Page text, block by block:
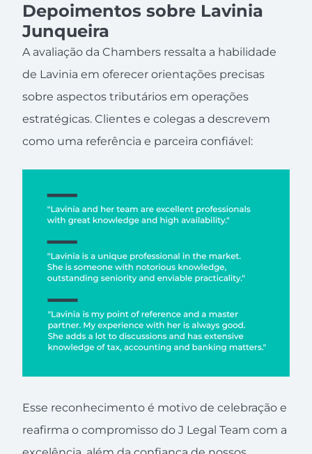
Depoimentos sobre Lavinia
Junqueira
A avaliação da Chambers ressalta a habilidade
de Lavinia em oferecer orientações precisas
sobre aspectos tributários em operações
estratégicas. Clientes e colegas a descrevem
como uma referência e parceira confiável:
Esse reconhecimento é motivo de celebração e
reafirma o compromisso do J Legal Team com a